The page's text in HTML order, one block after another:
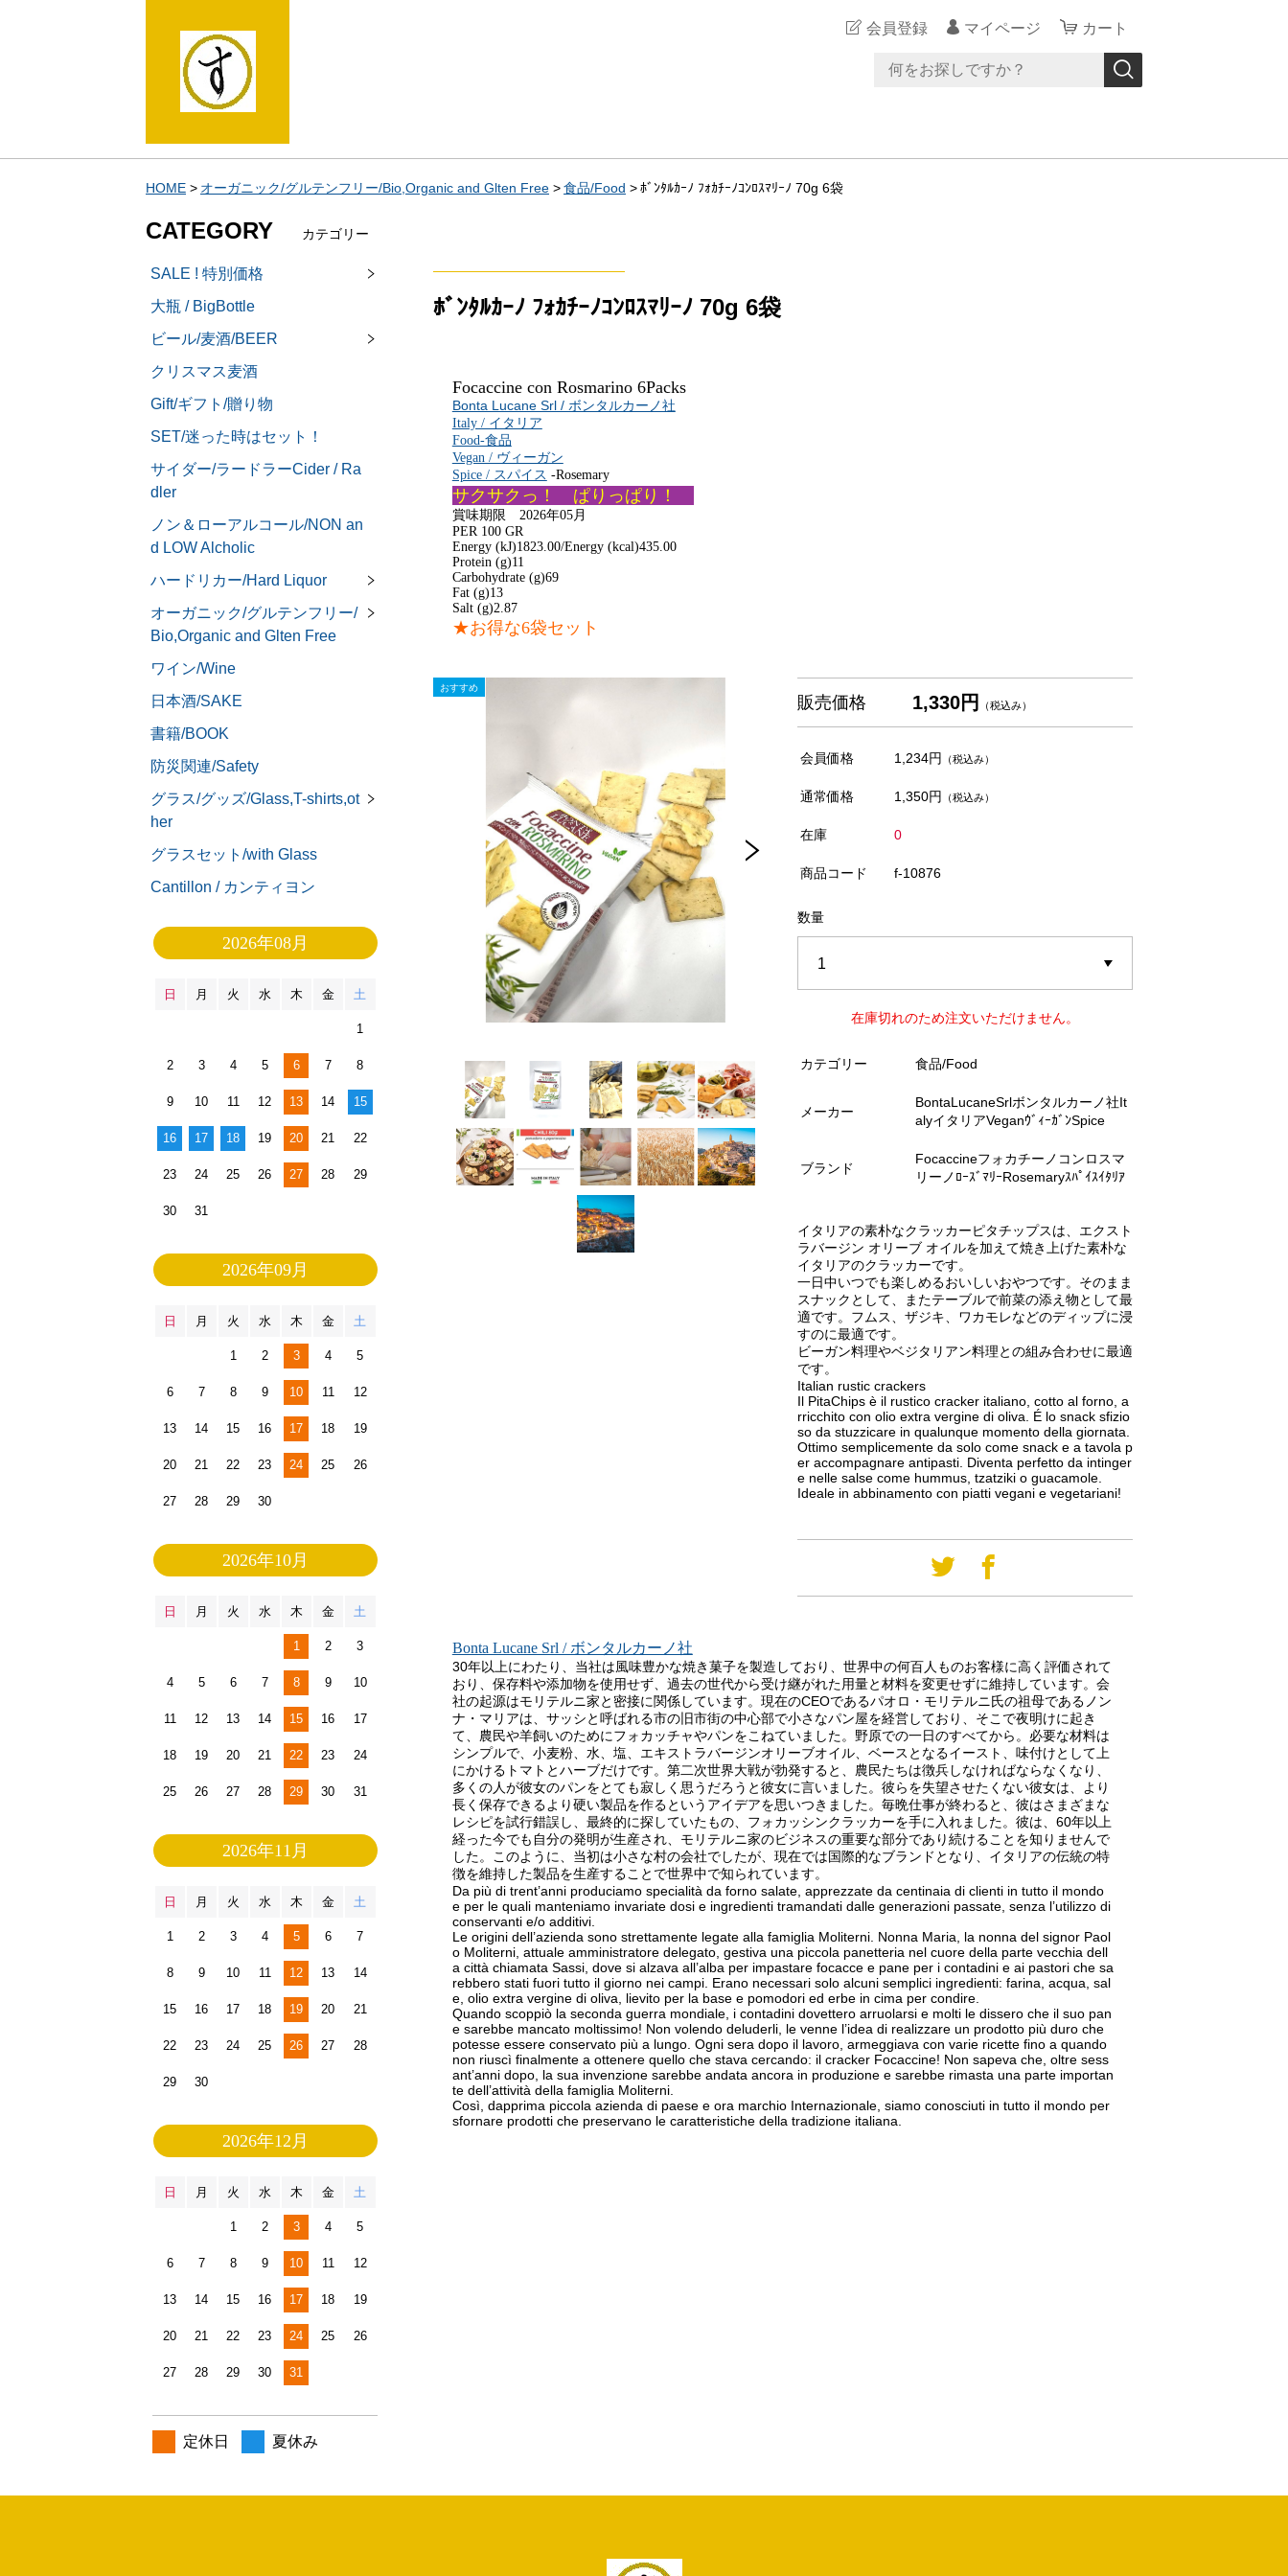
会員登録 マイページ カート
HOME オーガニック/グルテンフリー/Bio,Organic and Glten Free 食品/Food ﾎﾞﾝﾀﾙｶｰﾉ ﾌｫｶﾁｰﾉｺﾝﾛｽﾏﾘｰﾉ 70g 6袋
ﾎﾞﾝﾀﾙｶｰﾉ ﾌｫｶﾁｰﾉｺﾝﾛｽﾏﾘｰﾉ 70g 6袋
Focaccine con Rosmarino 6Packs
Bonta Lucane Srl / ボンタルカーノ社
Italy / イタリア
Food-食品
Vegan / ヴィーガン
Spice / スパイス -Rosemary
サクサクっ！ ぱりっぱり！
賞味期限 2026年05月
PER 100 GR
Energy (kJ)1823.00/Energy (kcal)435.00
Protein (g)11
Carbohydrate (g)69
Fat (g)13
Salt (g)2.87
★お得な6袋セット
販売価格 1,330円 （税込み）
会員価格 1,234円 （税込み）
通常価格 1,350円 （税込み）
在庫 0
商品コード f-10876
数量
在庫切れのため注文いただけません。
カテゴリー 食品/Food
メーカー
BontaLucaneSrlボンタルカーノ社It
alyイタリアVeganｳﾞｨｰｶﾞﾝSpice
ブランド
Focaccineフォカチーノコンロスマ
リーノﾛｰｽﾞﾏﾘｰRosemaryｽﾊﾟｲｽｲﾀﾘｱ
イタリアの素朴なクラッカーピタチップスは、エクスト
ラバージン オリーブ オイルを加えて焼き上げた素朴な
イタリアのクラッカーです。
一日中いつでも楽しめるおいしいおやつです。そのまま
スナックとして、またテーブルで前菜の添え物として最
適です。フムス、ザジキ、ワカモレなどのディップに浸
すのに最適です。
ビーガン料理やベジタリアン料理との組み合わせに最適
です。
Italian rustic crackers
Il PitaChips è il rustico cracker italiano, cotto al forno, a
rricchito con olio extra vergine di oliva. É lo snack sfizio
so da stuzzicare in qualunque momento della giornata.
Ottimo semplicemente da solo come snack e a tavola p
er accompagnare antipasti. Diventa perfetto da intinger
e nelle salse come hummus, tzatziki o guacamole.
Ideale in abbinamento con piatti vegani e vegetariani!
Bonta Lucane Srl / ボンタルカーノ社
30年以上にわたり、当社は風味豊かな焼き菓子を製造しており、世界中の何百人ものお客様に高く評価されて
おり、保存料や添加物を使用せず、過去の世代から受け継がれた用量と材料を変更せずに維持しています。会
社の起源はモリテルニ家と密接に関係しています。現在のCEOであるパオロ・モリテルニ氏の祖母であるノン
ナ・マリアは、サッシと呼ばれる市の旧市街の中心部で小さなパン屋を経営しており、そこで夜明けに起き
て、農民や羊飼いのためにフォカッチャやパンをこねていました。野原での一日のすべてから。必要な材料は
シンプルで、小麦粉、水、塩、エキストラバージンオリーブオイル、ベースとなるイースト、味付けとして上
にかけるトマトとハーブだけです。第二次世界大戦が勃発すると、農民たちは徴兵しなければならなくなり、
多くの人が彼女のパンをとても寂しく思うだろうと彼女に言いました。彼らを失望させたくない彼女は、より
長く保存できるより硬い製品を作るというアイデアを思いつきました。毎晩仕事が終わると、彼はさまざまな
レシピを試行錯誤し、最終的に探していたもの、フォカッシンクラッカーを手に入れました。彼は、60年以上
経った今でも自分の発明が生産され、モリテルニ家のビジネスの重要な部分であり続けることを知りませんで
した。このように、当初は小さな村の会社でしたが、現在では国際的なブランドとなり、イタリアの伝統の特
徴を維持した製品を生産することで世界中で知られています。
Da più di trent’anni produciamo specialità da forno salate, apprezzate da centinaia di clienti in tutto il mondo
e per le quali manteniamo invariate dosi e ingredienti tramandati dalle generazioni passate, senza l’utilizzo di
conservanti e/o additivi.
Le origini dell’azienda sono strettamente legate alla famiglia Moliterni. Nonna Maria, la nonna del signor Paol
o Moliterni, attuale amministratore delegato, gestiva una piccola panetteria nel cuore della parte vecchia dell
a città chiamata Sassi, dove si alzava all’alba per impastare focacce e pane per i contadini e ai pastori che sa
rebbero stati fuori tutto il giorno nei campi. Erano necessari solo alcuni semplici ingredienti: farina, acqua, sal
e, olio extra vergine di oliva, lievito per la base e pomodori ed erbe in cima per condire.
Quando scoppiò la seconda guerra mondiale, i contadini dovettero arruolarsi e molti le dissero che il suo pan
e sarebbe mancato moltissimo! Non volendo deluderli, le venne l’idea di realizzare un prodotto più duro che
potesse essere conservato più a lungo. Ogni sera dopo il lavoro, armeggiava con varie ricette fino a quando
non riuscì finalmente a ottenere quello che stava cercando: il cracker Focaccine! Non sapeva che, oltre sess
ant’anni dopo, la sua invenzione sarebbe andata ancora in produzione e sarebbe rimasta una parte importan
te dell’attività della famiglia Moliterni.
Così, dapprima piccola azienda di paese e ora marchio Internazionale, siamo conosciuti in tutto il mondo per
sfornare prodotti che preservano le caratteristiche della tradizione italiana.
CATEGORY カテゴリー
SALE ! 特別価格
大瓶 / BigBottle
ビール/麦酒/BEER
クリスマス麦酒
Gift/ギフト/贈り物
SET/迷った時はセット！
サイダー/ラードラーCider / Ra
dler
ノン＆ローアルコール/NON an
d LOW Alcholic
ハードリカー/Hard Liquor
オーガニック/グルテンフリー/
Bio,Organic and Glten Free
ワイン/Wine
日本酒/SAKE
書籍/BOOK
防災関連/Safety
グラス/グッズ/Glass,T-shirts,ot
her
グラスセット/with Glass
Cantillon / カンティヨン
2026年08月
日 月 火 水 木 金 土
1
2 3 4 5 6 7 8
9 10 11 12 13 14 15
16 17 18 19 20 21 22
23 24 25 26 27 28 29
30 31
2026年09月
日 月 火 水 木 金 土
1 2 3 4 5
6 7 8 9 10 11 12
13 14 15 16 17 18 19
20 21 22 23 24 25 26
27 28 29 30
2026年10月
日 月 火 水 木 金 土
1 2 3
4 5 6 7 8 9 10
11 12 13 14 15 16 17
18 19 20 21 22 23 24
25 26 27 28 29 30 31
2026年11月
日 月 火 水 木 金 土
1 2 3 4 5 6 7
8 9 10 11 12 13 14
15 16 17 18 19 20 21
22 23 24 25 26 27 28
29 30
2026年12月
日 月 火 水 木 金 土
1 2 3 4 5
6 7 8 9 10 11 12
13 14 15 16 17 18 19
20 21 22 23 24 25 26
27 28 29 30 31
定休日 夏休み